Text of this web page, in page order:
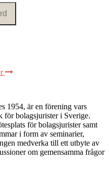
1954, är en förening vars
för bolagsjurister i Sverige.
för bolagsjurister samt
i form av seminarier,
medverka till ett utbyte av
om gemensamma frågor